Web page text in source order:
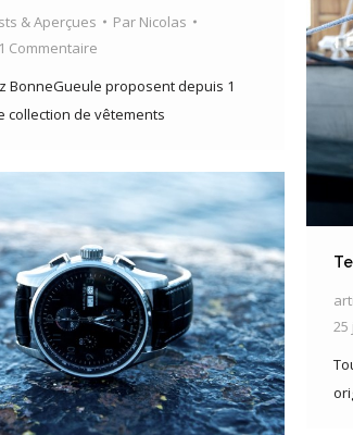
& Aperçues Par Nicolas
1 Commentaire
BonneGueule proposent depuis 1
collection de vêtements
25